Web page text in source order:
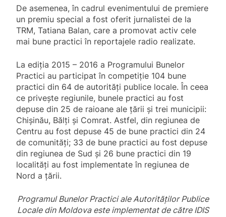
De asemenea, în cadrul evenimentului de premiere
un premiu special a fost oferit jurnalistei de la
TRM, Tatiana Balan, care a promovat activ cele
mai bune practici în reportajele radio realizate.
La ediţia 2015 – 2016 a Programului Bunelor
Practici au participat în competiție 104 bune
practici din 64 de autorități publice locale. În ceea
ce privește regiunile, bunele practici au fost
depuse din 25 de raioane ale țării și trei municipii:
Chișinău, Bălți și Comrat. Astfel, din regiunea de
Centru au fost depuse 45 de bune practici din 24
de comunități; 33 de bune practici au fost depuse
din regiunea de Sud și 26 bune practici din 19
localități au fost implementate în regiunea de
Nord a țării.
Programul Bunelor Practici ale Autorităţilor Publice
Locale din Moldova este implementat de către IDIS